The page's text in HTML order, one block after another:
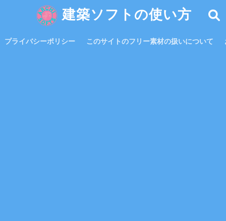
建築ソフトの使い方
プライバシーポリシー このサイトのフリー素材の扱いについて